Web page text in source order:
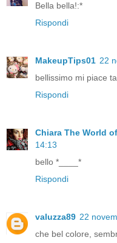
Bella bella!:*
Rispondi
MakeupTips01 22
bellissimo mi piace
Rispondi
Chiara The World
14:13
bello *____*
Rispondi
valuzza89 22
che bel colore,